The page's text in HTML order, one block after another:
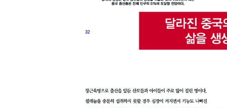
-한류는 아직 진행 중이다
-중국 엄마들은 한국 분유가 좋아!